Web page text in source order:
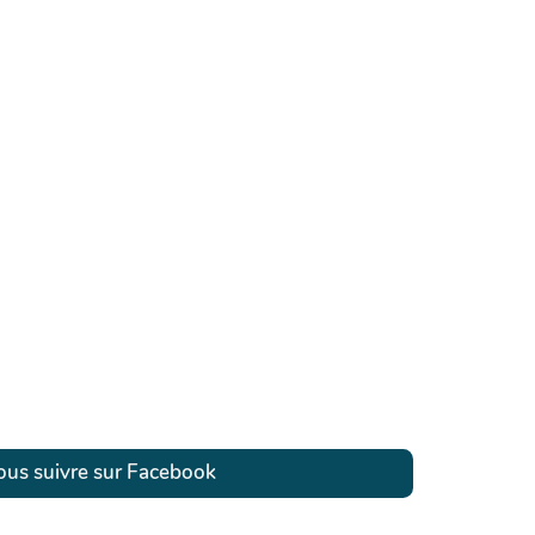
suivre sur Facebook